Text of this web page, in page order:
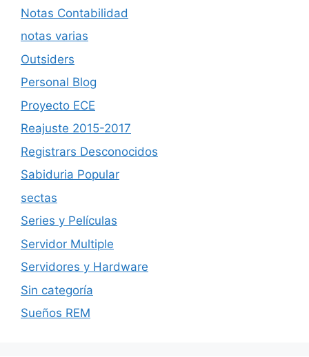
Notas Contabilidad
notas varias
Outsiders
Personal Blog
Proyecto ECE
Reajuste 2015-2017
Registrars Desconocidos
Sabiduria Popular
sectas
Series y Películas
Servidor Multiple
Servidores y Hardware
Sin categoría
Sueños REM